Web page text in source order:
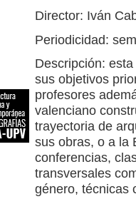
Director: Iván
Periodicidad:
Descripción:
sus objetivos
profesores
valenciano
trayectoria de
sus obras, o a la
conferencias,
transversales
género, técnicas